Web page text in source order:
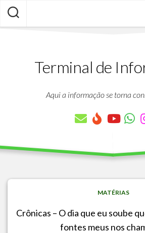
Skip
content
Terminal de
Aqui a informação se torna
MATÉRIAS
Crônicas – O dia que eu soube
fontes meus nos